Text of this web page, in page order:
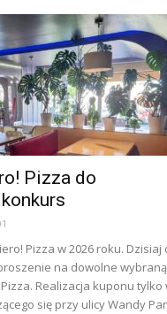
Pizza do
Pizza w 2026 roku. Dzisiaj
na dowolne wybraną
Realizacja kuponu tylko
się przy ulicy Wandy